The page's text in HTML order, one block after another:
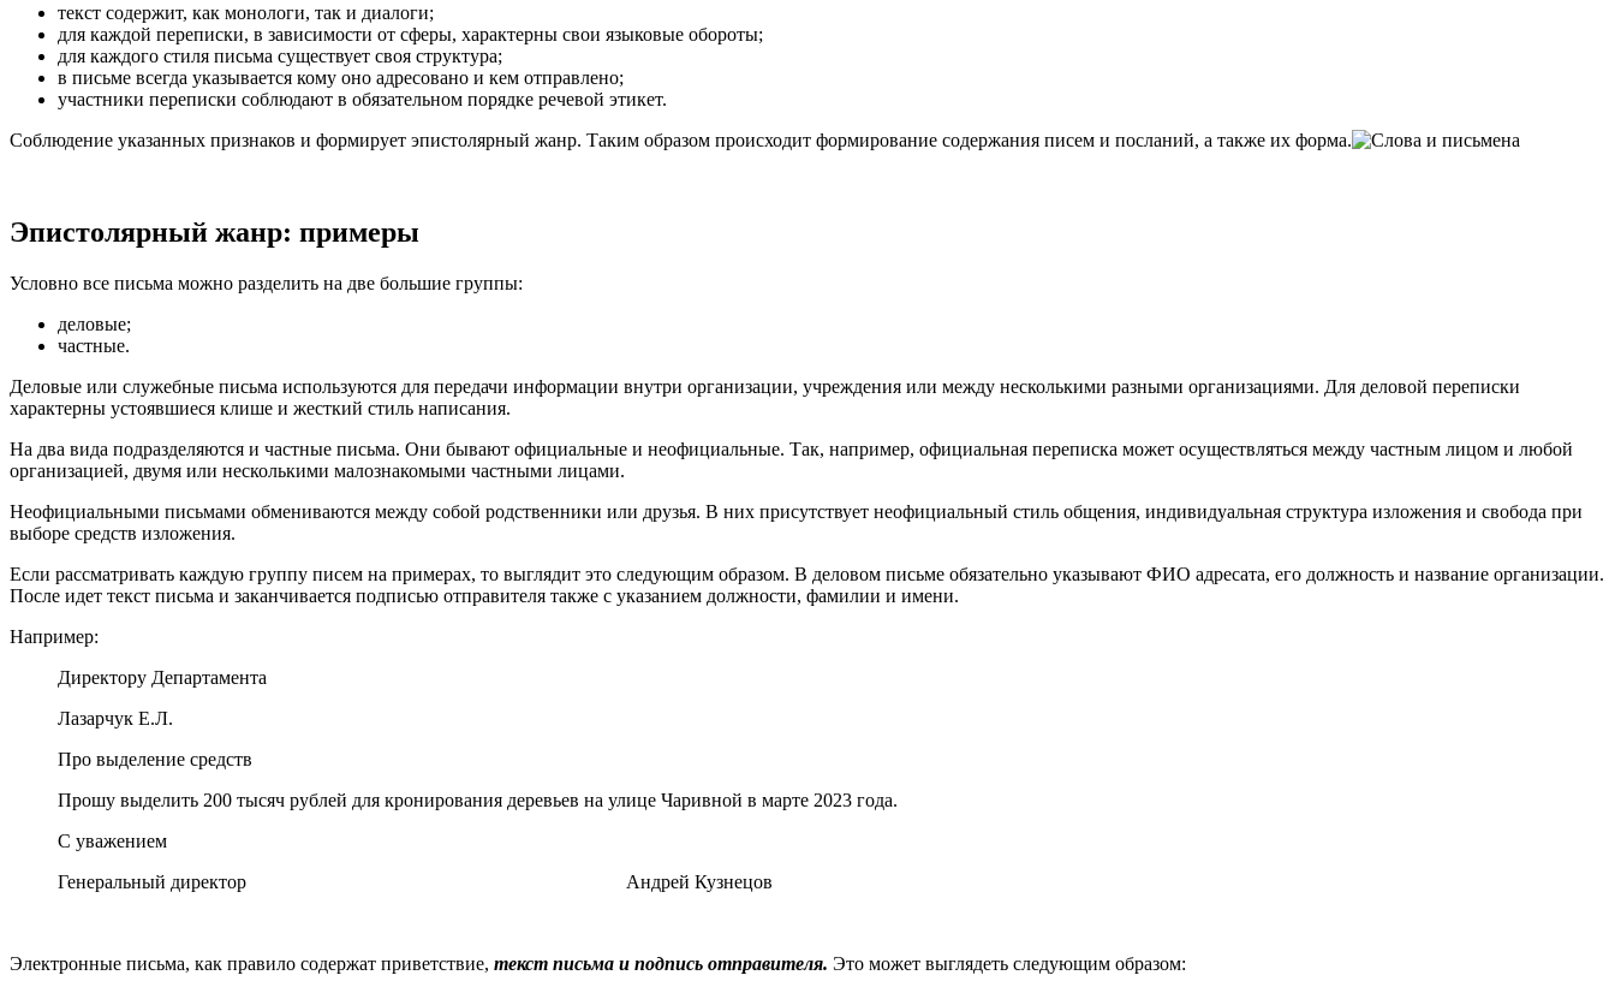
текст содержит, как монологи, так и диалоги;
для каждой переписки, в зависимости от сферы, характерны свои языковые обороты;
для каждого стиля письма существует своя структура;
в письме всегда указывается кому оно адресовано и кем отправлено;
участники переписки соблюдают в обязательном порядке речевой этикет.
Соблюдение указанных признаков и формирует эпистолярный жанр. Таким образом происходит формирование содержания писем и посланий, а также их форма.
Эпистолярный жанр: примеры
Условно все письма можно разделить на две большие группы:
деловые;
частные.
Деловые или служебные письма используются для передачи информации внутри организации, учреждения или между несколькими разными организациями. Для деловой переписки
характерны устоявшиеся клише и жесткий стиль написания.
На два вида подразделяются и частные письма. Они бывают официальные и неофициальные. Так, например, официальная переписка может осуществляться между частным лицом и любой
организацией, двумя или несколькими малознакомыми частными лицами.
Неофициальными письмами обмениваются между собой родственники или друзья. В них присутствует неофициальный стиль общения, индивидуальная структура изложения и свобода при
выборе средств изложения.
Если рассматривать каждую группу писем на примерах, то выглядит это следующим образом. В деловом письме обязательно указывают ФИО адресата, его должность и название организации.
После идет текст письма и заканчивается подписью отправителя также с указанием должности, фамилии и имени.
Например:
Директору Департамента
Лазарчук Е.Л.
Про выделение средств
Прошу выделить 200 тысяч рублей для кронирования деревьев на улице Чаривной в марте 2023 года.
С уважением
Генеральный директор Андрей Кузнецов
Электронные письма, как правило содержат приветствие, текст письма и подпись отправителя. Это может выглядеть следующим образом: